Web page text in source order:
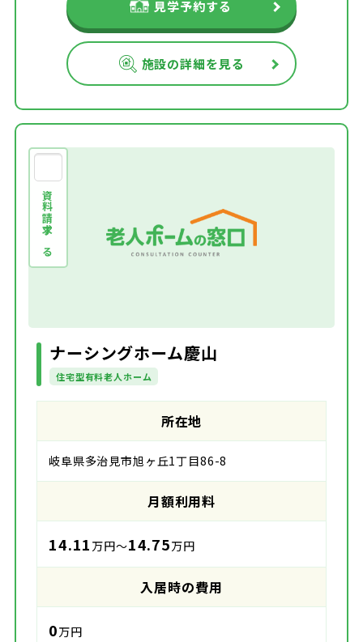
見学予約する
施設の詳細を見る
資料請求する
ナーシングホーム慶山
住宅型有料老人ホーム
所在地
岐阜県多治見市旭ヶ丘1丁目86-8
月額利用料
14.11 万円～14.75万円
入居時の費用
0万円